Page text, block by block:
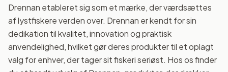
Drennan etableret sig som et mærke, der værdsættes
af lystfiskere verden over. Drennan er kendt for sin
dedikation til kvalitet, innovation og praktisk
anvendelighed, hvilket gør deres produkter til et oplagt
valg for enhver, der tager sit fiskeri seriøst. Hos os finder